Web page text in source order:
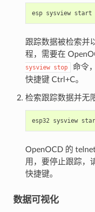
跟踪数据被检索并
程，需要在
sysview stop
命令
快捷键 Ctrl+C。
检索跟踪数据并无
OpenOCD 的
用，要停止跟踪，
快捷键。
数据可视化